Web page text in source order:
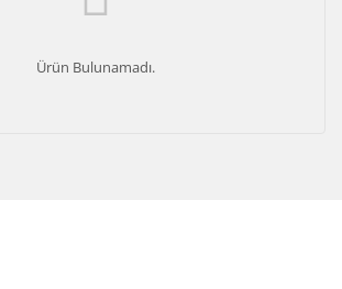
Ürün Bulunamadı.